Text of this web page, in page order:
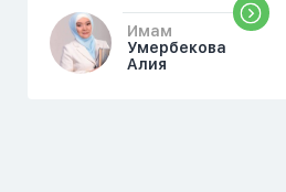
Имам
Умербекова
Алия